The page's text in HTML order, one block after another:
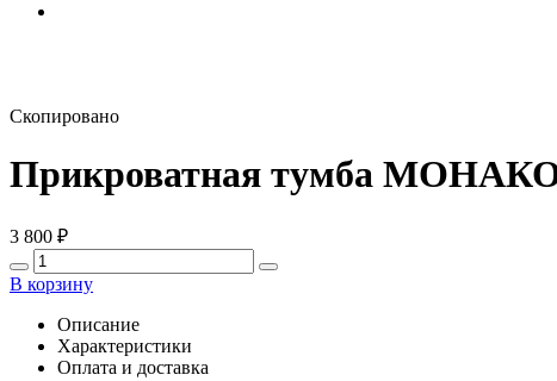
Скопировано
Прикроватная тумба
3 800 ₽
В корзину
Описание
Характеристики
Оплата и доставка